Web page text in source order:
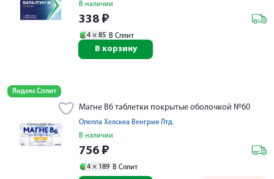
В наличии
338 ₽
4 × 85 В Сплит
В корзину
Яндекс Сплит
Магне В6 таблетки покрытые оболочкой №60
Опелла Хелскеа Венгрия Лтд.
В наличии
756 ₽
4 × 189 В Сплит